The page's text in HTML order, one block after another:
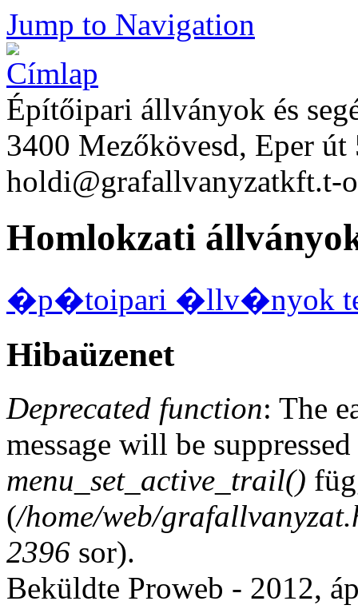
Jump to Navigation
Építőipari állványok és
3400 Mezőkövesd, Eper
holdi@grafallvanyzatkft.t-
Homlokzati
�p�toipari �llv�nyok
Hibaüzenet
Deprecated function: The
message will be
menu_set_active_trail()
(/home/web/
2396 sor).
Beküldte Proweb - 2012,